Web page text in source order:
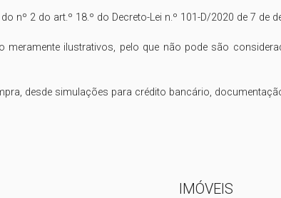
nº 2 do art.º 18.º do Decreto-Lei n.º 101-D/2020 de 7 de
meramente ilustrativos, pelo que não pode são
desde simulações para crédito bancário,
IMÓVEIS